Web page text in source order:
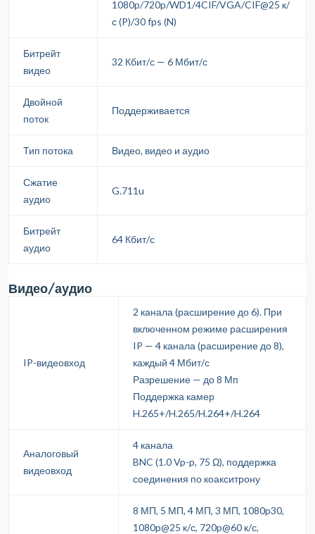
1080p/720p/WD1/4CIF/VGA/CIF@25 к/
с (P)/30 fps (N)
Битрейт
видео
32 Кбит/с — 6 Мбит/с
Двойной
поток
Поддерживается
Тип потока Видео, видео и аудио
Сжатие
аудио
G.711u
Битрейт
аудио
64 Кбит/с
Видео/аудио
IP-видеовход
2 канала (расширение до 6). При
включенном режиме расширения
IP — 4 канала (расширение до 8),
каждый 4 Мбит/с
Разрешение — до 8 Мп
Поддержка камер
H.265+/H.265/H.264+/H.264
Аналоговый
видеовход
4 канала
BNC (1.0 Vp-p, 75 Ω), поддержка
соединения по коакситрону
8 МП, 5 МП, 4 МП, 3 МП, 1080p30,
1080p@25 к/с, 720p@60 к/с,